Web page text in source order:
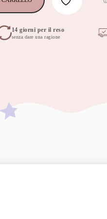
14 giorni per il reso
senza dare una ragione